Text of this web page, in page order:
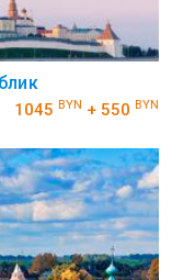
1045 BYN + 550 BYN